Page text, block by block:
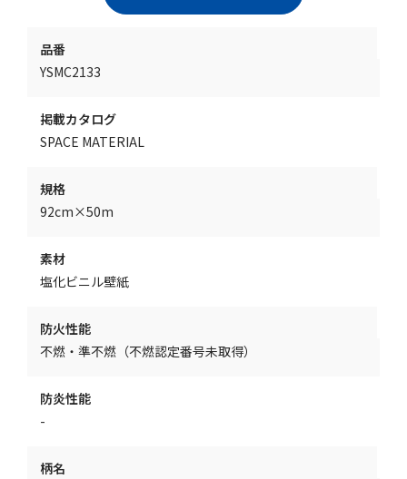
品番
YSMC2133
掲載カタログ
SPACE MATERIAL
規格
92cm×50m
素材
塩化ビニル壁紙
防火性能
不燃・準不燃（不燃認定番号未取得）
防炎性能
-
柄名